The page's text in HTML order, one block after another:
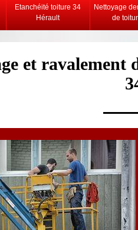
Etanchéité toiture 34
Hérault
Nettoyage
de
et ravalement